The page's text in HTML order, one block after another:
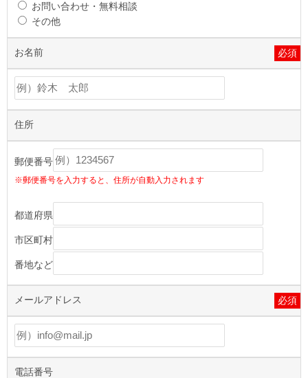
お問い合わせ・無料相談
その他
お名前 必須
住所
郵便番号
※郵便番号を入力すると、住所が自動入力されます
都道府県
市区町村
番地など
メールアドレス 必須
電話番号